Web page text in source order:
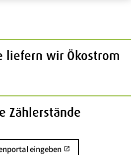
liefern wir Ökostrom
Zählerstände
eingeben open_in_new